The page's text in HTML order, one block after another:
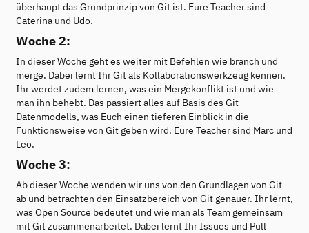
überhaupt das Grundprinzip von Git ist. Eure Teacher sind
Caterina und Udo.
Woche 2:
In dieser Woche geht es weiter mit Befehlen wie branch und
merge. Dabei lernt Ihr Git als Kollaborationswerkzeug kennen.
Ihr werdet zudem lernen, was ein Mergekonflikt ist und wie
man ihn behebt. Das passiert alles auf Basis des Git-
Datenmodells, was Euch einen tieferen Einblick in die
Funktionsweise von Git geben wird. Eure Teacher sind Marc und
Leo.
Woche 3:
Ab dieser Woche wenden wir uns von den Grundlagen von Git
ab und betrachten den Einsatzbereich von Git genauer. Ihr lernt,
was Open Source bedeutet und wie man als Team gemeinsam
mit Git zusammenarbeitet. Dabei lernt Ihr Issues und Pull